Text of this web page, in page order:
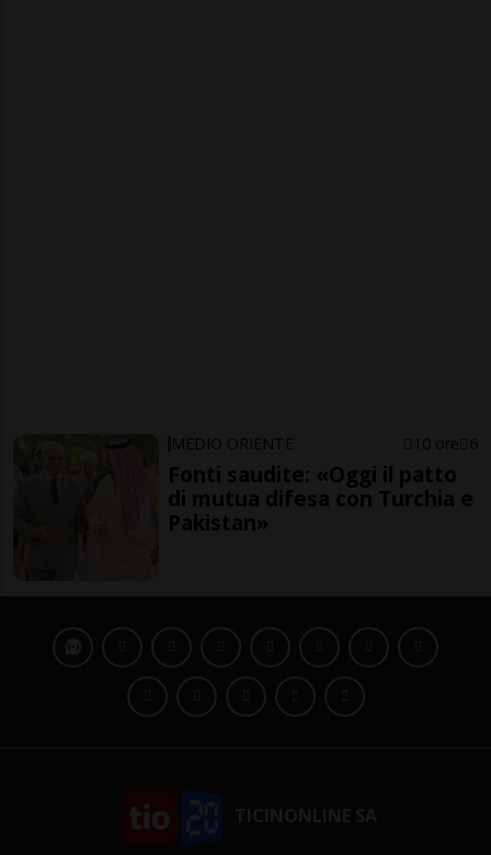
MEDIO ORIENTE 10 ore 6
Fonti saudite: «Oggi il patto
di mutua difesa con Turchia e
Pakistan»